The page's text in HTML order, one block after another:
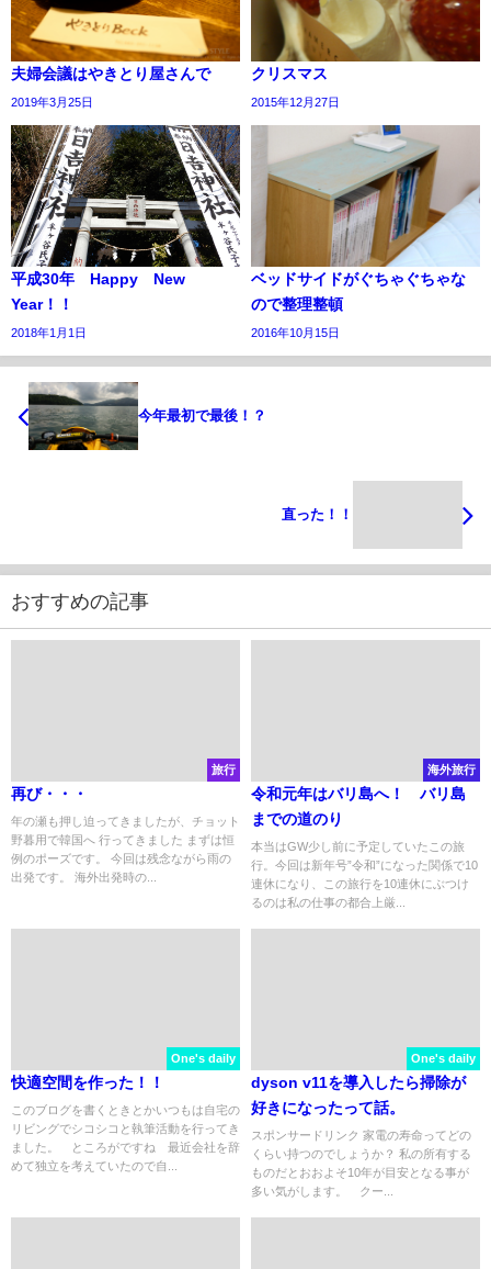
夫婦会議はやきとり屋さんで
2019年3月25日
クリスマス
2015年12月27日
平成30年 Happy New
Year！！
2018年1月1日
ベッドサイドがぐちゃぐちゃな
ので整理整頓
2016年10月15日
今年最初で最後！？
直った！！
おすすめの記事
旅行
再び・・・
年の瀬も押し迫ってきましたが、チョット
野暮用で韓国へ 行ってきました まずは恒
例のポーズです。 今回は残念ながら雨の
出発です。 海外出発時の...
海外旅行
令和元年はバリ島へ！ バリ島
までの道のり
本当はGW少し前に予定していたこの旅
行。今回は新年号”令和”になった関係で10
連休になり、この旅行を10連休にぶつけ
るのは私の仕事の都合上厳...
One's daily
快適空間を作った！！
このブログを書くときとかいつもは自宅の
リビングでシコシコと執筆活動を行ってき
ました。 ところがですね 最近会社を辞
めて独立を考えていたので自...
One's daily
dyson v11を導入したら掃除が
好きになったって話。
スポンサードリンク 家電の寿命ってどの
くらい持つのでしょうか？ 私の所有する
ものだとおおよそ10年が目安となる事が
多い気がします。 クー...